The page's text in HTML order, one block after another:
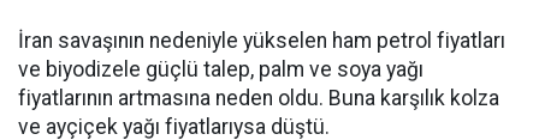
İran savaşının nedeniyle yükselen ham petrol fiyatları
ve biyodizele güçlü talep, palm ve soya yağı
fiyatlarının artmasına neden oldu. Buna karşılık kolza
ve ayçiçek yağı fiyatlarıysa düştü.